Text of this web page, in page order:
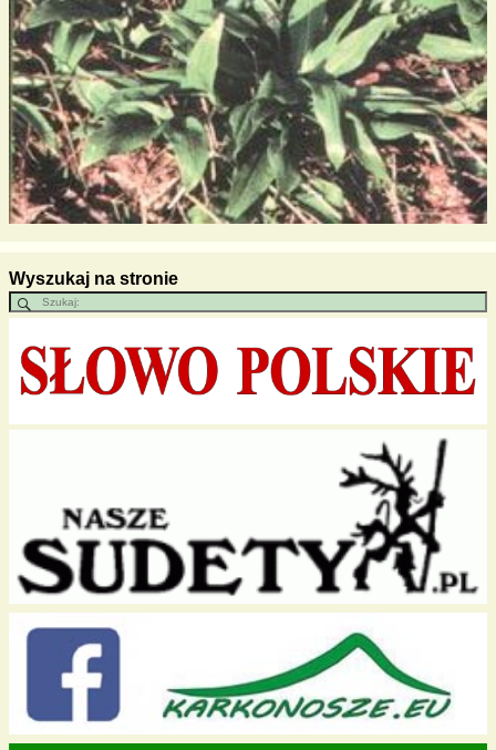
Wyszukaj na stronie